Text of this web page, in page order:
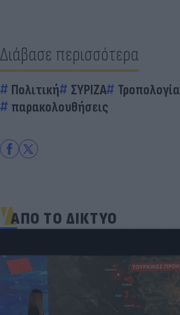
Διάβασε περισσότερα
Πολιτική ΣΥΡΙΖΑ
Τροπολογία
παρακολουθήσεις
ΑΠΟ ΤΟ ΔΙΚΤΥΟ